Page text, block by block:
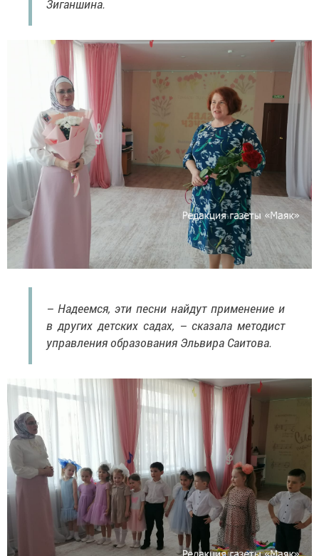
Зиганшина.
– Надеемся, эти песни найдут применение и
в других детских садах, – сказала методист
управления образования Эльвира Саитова.